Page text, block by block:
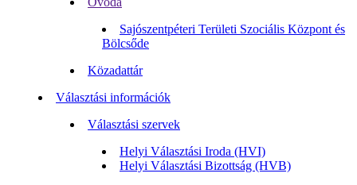
Sajószentpéteri Területi Szociális Központ és
Bölcsőde
Közadattár
Választási információk
Választási szervek
Helyi Választási Iroda (HVI)
Helyi Választási Bizottság (HVB)